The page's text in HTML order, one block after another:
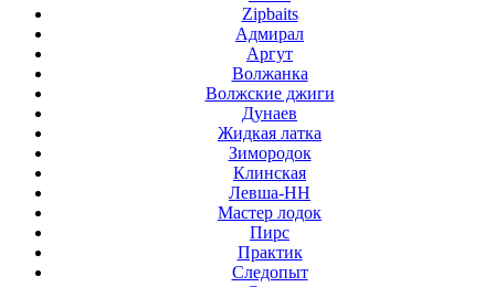
Zipbaits
Адмирал
Аргут
Волжанка
Волжские джиги
Дунаев
Жидкая латка
Зимородок
Клинская
Левша-НН
Мастер лодок
Пирс
Практик
Следопыт